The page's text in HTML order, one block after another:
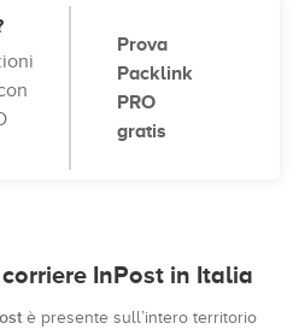
Prova
Packlink
PRO
gratis
InPost in Italia
è presente sull’intero territorio